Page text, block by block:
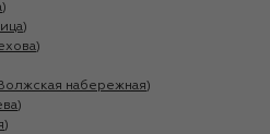
набережная)